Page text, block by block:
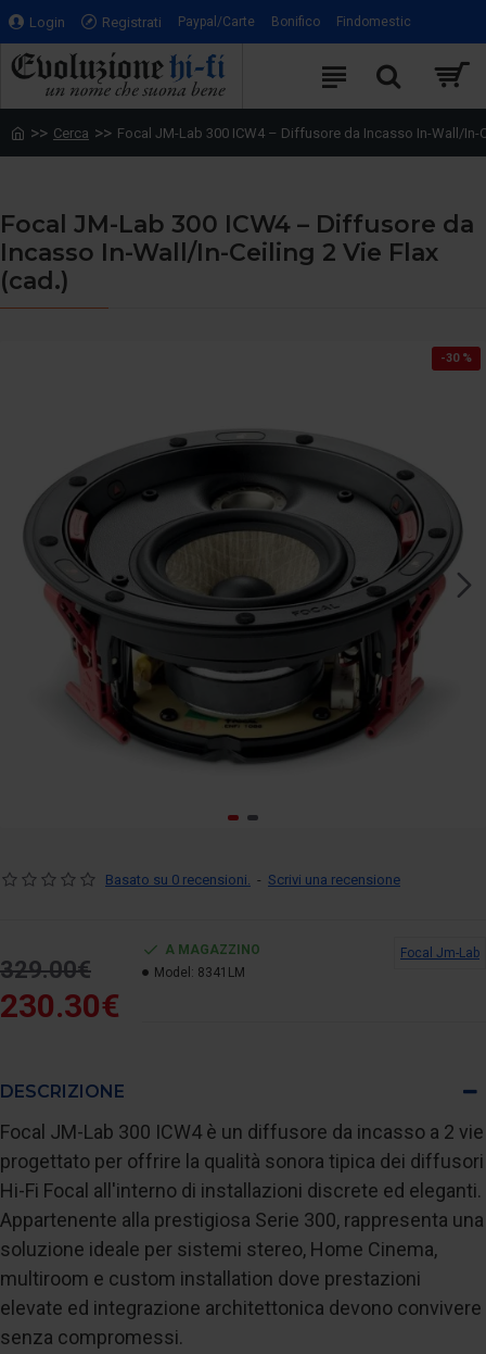
Login Registrati Paypal/Carte Bonifico Findomestic
Cerca Focal JM-Lab 300 ICW4 – Diffusore da Incasso In-Wall/In-
Focal JM-Lab 300 ICW4 – Diffusore da
Incasso In-Wall/In-Ceiling 2 Vie Flax
(cad.)
-30 %
Basato su 0 recensioni. - Scrivi una recensione
230.30€
329.00€
A MAGAZZINO
Model: 8341LM
Focal Jm-Lab
DESCRIZIONE
Focal JM-Lab 300 ICW4 è un diffusore da incasso a 2 vie
progettato per offrire la qualità sonora tipica dei diffusori
Hi-Fi Focal all'interno di installazioni discrete ed eleganti.
Appartenente alla prestigiosa Serie 300, rappresenta una
soluzione ideale per sistemi stereo, Home Cinema,
multiroom e custom installation dove prestazioni
elevate ed integrazione architettonica devono convivere
senza compromessi.